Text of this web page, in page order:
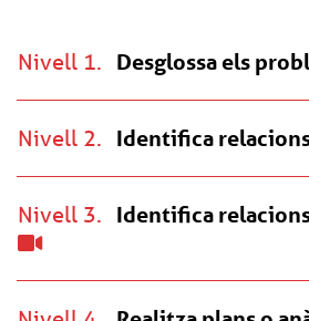
Nivell 1. Desglossa els
Nivell 2. Identifica
Nivell 3. Identifica